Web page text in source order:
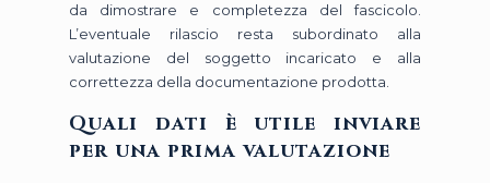
da dimostrare e completezza del fascicolo.
L’eventuale rilascio resta subordinato alla
valutazione del soggetto incaricato e alla
correttezza della documentazione prodotta.
Quali dati è utile inviare
per una prima valutazione